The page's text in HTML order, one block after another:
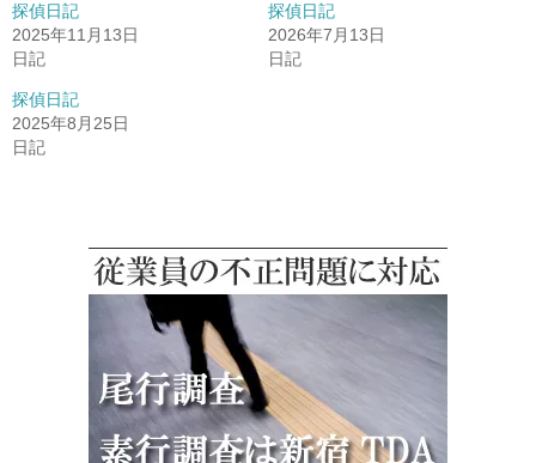
探偵日記
2025年11月13日
日記
探偵日記
2026年7月13日
日記
探偵日記
2025年8月25日
日記